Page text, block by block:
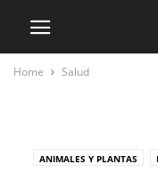
Home Salud
ANIMALES Y PLANTAS